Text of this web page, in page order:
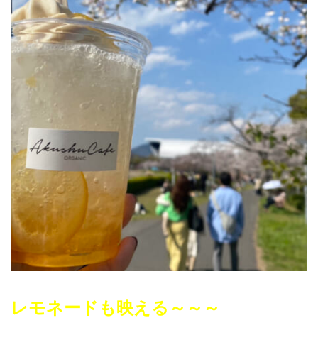
レモネードも映える～～～